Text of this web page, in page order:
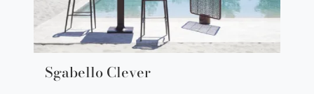
Sgabello Clever